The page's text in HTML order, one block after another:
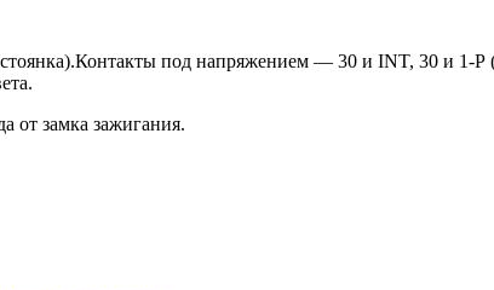
под напряжением — 30 и INT, 30 и 1-Р
от замка зажигания.